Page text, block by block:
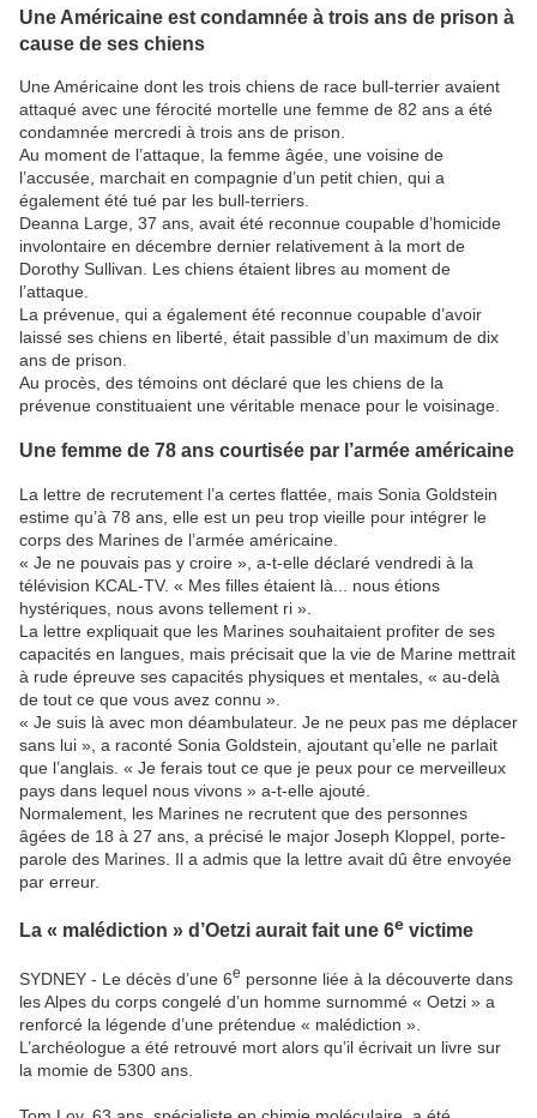
Une Américaine est condamnée à trois ans de prison à
cause de ses chiens
Une Américaine dont les trois chiens de race bull-terrier avaient
attaqué avec une férocité mortelle une femme de 82 ans a été
condamnée mercredi à trois ans de prison.
Au moment de l’attaque, la femme âgée, une voisine de
l’accusée, marchait en compagnie d’un petit chien, qui a
également été tué par les bull-terriers.
Deanna Large, 37 ans, avait été reconnue coupable d’homicide
involontaire en décembre dernier relativement à la mort de
Dorothy Sullivan. Les chiens étaient libres au moment de
l’attaque.
La prévenue, qui a également été reconnue coupable d’avoir
laissé ses chiens en liberté, était passible d’un maximum de dix
ans de prison.
Au procès, des témoins ont déclaré que les chiens de la
prévenue constituaient une véritable menace pour le voisinage.
Une femme de 78 ans courtisée par l’armée américaine
La lettre de recrutement l’a certes flattée, mais Sonia Goldstein
estime qu’à 78 ans, elle est un peu trop vieille pour intégrer le
corps des Marines de l’armée américaine.
« Je ne pouvais pas y croire », a-t-elle déclaré vendredi à la
télévision KCAL-TV. « Mes filles étaient là... nous étions
hystériques, nous avons tellement ri ».
La lettre expliquait que les Marines souhaitaient profiter de ses
capacités en langues, mais précisait que la vie de Marine mettrait
à rude épreuve ses capacités physiques et mentales, « au-delà
de tout ce que vous avez connu ».
« Je suis là avec mon déambulateur. Je ne peux pas me déplacer
sans lui », a raconté Sonia Goldstein, ajoutant qu’elle ne parlait
que l’anglais. « Je ferais tout ce que je peux pour ce merveilleux
pays dans lequel nous vivons » a-t-elle ajouté.
Normalement, les Marines ne recrutent que des personnes
âgées de 18 à 27 ans, a précisé le major Joseph Kloppel, porte-
parole des Marines. Il a admis que la lettre avait dû être envoyée
par erreur.
La « malédiction » d’Oetzi aurait fait une 6e victime
SYDNEY - Le décès d’une 6e personne liée à la découverte dans
les Alpes du corps congelé d’un homme surnommé « Oetzi » a
renforcé la légende d’une prétendue « malédiction ».
L’archéologue a été retrouvé mort alors qu’il écrivait un livre sur
la momie de 5300 ans.